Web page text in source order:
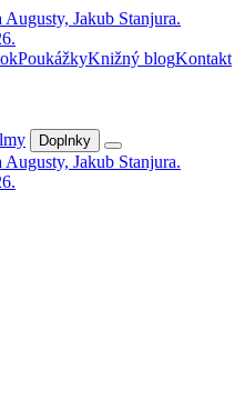
PoukážkyKnižný blogKontakt
Doplnky